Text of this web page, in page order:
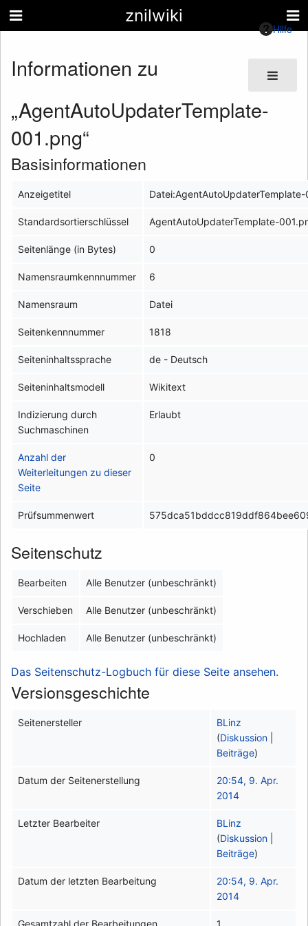
znilwiki
Hilfe
Informationen zu
„AgentAutoUpdaterTemplate-
001.png“
Basisinformationen
Anzeigetitel
Standardsortierschlüssel AgentAutoUpdaterTemplate-
Seitenlänge (in Bytes) 0
Namensraumkennnummer 6
Namensraum Datei
Seitenkennnummer 1818
Seiteninhaltssprache de - Deutsch
Seiteninhaltsmodell Wikitext
Indizierung durch
Suchmaschinen
Erlaubt
Anzahl der
Weiterleitungen zu dieser
Seite
0
Prüfsummenwert
Seitenschutz
Bearbeiten Alle Benutzer (unbeschränkt)
Verschieben Alle Benutzer (unbeschränkt)
Hochladen Alle Benutzer (unbeschränkt)
Das Seitenschutz-Logbuch für diese Seite ansehen.
Versionsgeschichte
Seitenersteller
BLinz
(Diskussion
Beiträge)
Datum der Seitenerstellung
20:54, 9. Apr.
2014
Letzter Bearbeiter
BLinz
(Diskussion
Beiträge)
Datum der letzten Bearbeitung
20:54, 9. Apr.
2014
Gesamtzahl der Bearbeitungen 1